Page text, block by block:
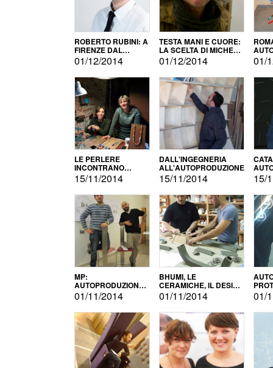
ROBERTO RUBINI: A
FIRENZE DAL
PRODOTTO ALLA
PROMOZIONE
01/12/2014
TESTA MANI E CUORE:
LA SCELTA DI MICHELE
BARBERIO
01/12/2014 01/
LE PERLERE
INCONTRANO
L'AUTOPRODUZIONE
15/11/2014
DALL'INGEGNERIA
ALL'AUTOPRODUZIONE
15/11/2014 15/
MP:
AUTOPRODUZIONE
E INNOVAZIONE
01/11/2014
BHUMI, LE
CERAMICHE, IL DESIGN
E L'AUTOPRODUZIONE
01/11/2014 01/